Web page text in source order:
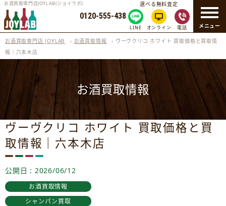
メニュー
お酒買取専門店JOYLAB(ジョイラボ)
0120-555-438
選べる無料査定
LINE オンライン 電話
お酒買取専門店 JOYLAB › お酒買取情報 › ヴーヴクリコ ホワイト 買取価格と買取情
報｜六本木店
お酒買取情報
ヴーヴクリコ ホワイト 買取価格と買
取情報｜六本木店
公開日 : 2026/06/12
お酒買取情報
シャンパン買取